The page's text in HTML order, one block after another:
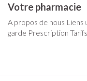
Votre pharmacie
A propos de nous Liens
garde Prescription